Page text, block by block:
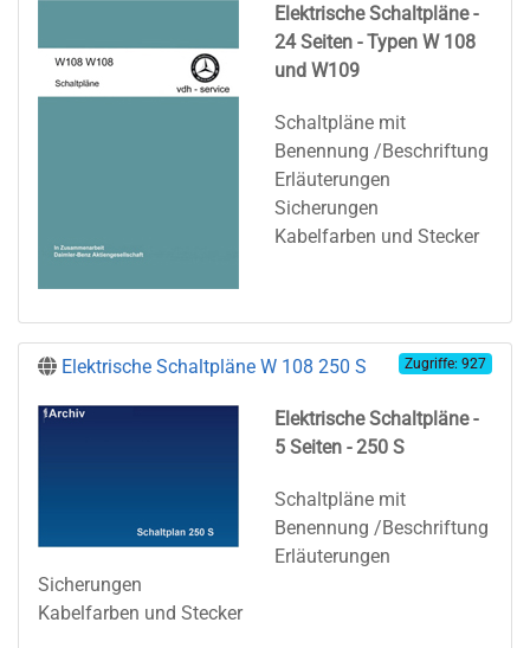
Elektrische Schaltpläne-
24 Seiten - Typen W 108
und W109
Schaltpläne mit
Benennung /Beschriftung
Erläuterungen
Sicherungen
Kabelfarben und Stecker
Elektrische Schaltpläne W 108 250 S Zugriffe: 927
Elektrische Schaltpläne-
5 Seiten - 250 S
Schaltpläne mit
Benennung /Beschriftung
Erläuterungen
Sicherungen
Kabelfarben und Stecker